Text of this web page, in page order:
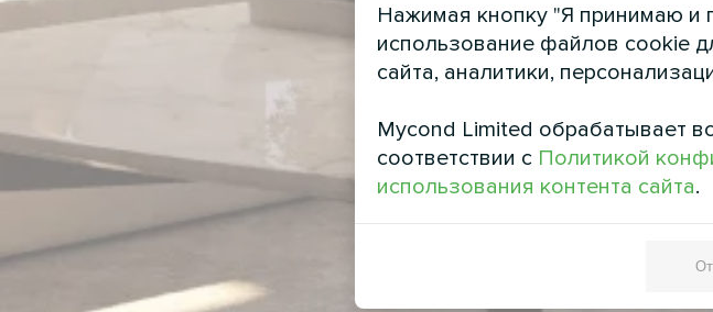
Нажимая кнопку "Я принимаю и
использование файлов cookie
сайта, аналитики,
Mycond Limited обрабатывает
соответствии с Политикой
использования контента сайта.